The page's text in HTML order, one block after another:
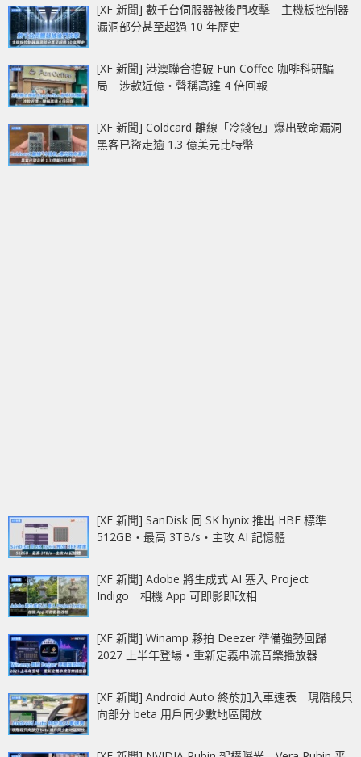
[XF 新聞] 數千台伺服器被後門攻擊 主機板控制器
漏洞部分甚至超過 10 年歷史
[XF 新聞] 港澳聯合搗破 Fun Coffee 咖啡科研騙
局 涉款近億‧聲稱高達 4 倍回報
[XF 新聞] Coldcard 離線「冷錢包」爆出致命漏洞
黑客已盜走逾 1.3 億美元比特幣
[XF 新聞] SanDisk 同 SK hynix 推出 HBF 標準
512GB‧最高 3TB/s‧主攻 AI 記憶體
[XF 新聞] Adobe 將生成式 AI 塞入 Project
Indigo 相機 App 可即影即改相
[XF 新聞] Winamp 夥拍 Deezer 準備強勢回歸
2027 上半年登場‧重新定義串流音樂播放器
[XF 新聞] Android Auto 終於加入車速表 現階段只
向部分 beta 用戶同少數地區開放